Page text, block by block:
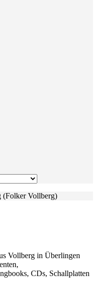
(Folker Vollberg)
Vollberg in Überlingen
CDs, Schallplatten